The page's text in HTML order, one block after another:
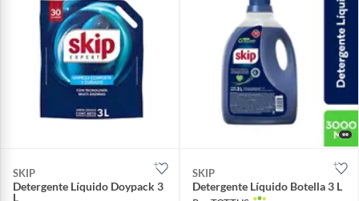
SKIP
Detergente Líquido Doypack 3
L
SKIP
Detergente Líquido Botella 3 L